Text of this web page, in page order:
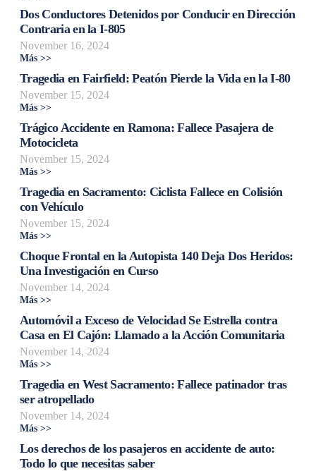
Dos Conductores Detenidos por Conducir en Dirección
Contraria en la I-805
November 16, 2024
Más >>
Tragedia en Fairfield: Peatón Pierde la Vida en la I-80
November 15, 2024
Más >>
Trágico Accidente en Ramona: Fallece Pasajera de
Motocicleta
November 15, 2024
Más >>
Tragedia en Sacramento: Ciclista Fallece en Colisión
con Vehículo
November 15, 2024
Más >>
Choque Frontal en la Autopista 140 Deja Dos Heridos:
Una Investigación en Curso
November 14, 2024
Más >>
Automóvil a Exceso de Velocidad Se Estrella contra
Casa en El Cajón: Llamado a la Acción Comunitaria
November 14, 2024
Más >>
Tragedia en West Sacramento: Fallece patinador tras
ser atropellado
November 14, 2024
Más >>
Los derechos de los pasajeros en accidente de auto:
Todo lo que necesitas saber